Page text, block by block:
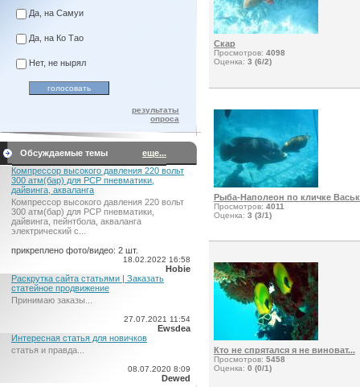
Да, на Самуи
Да, на Ко Тао
Нет, не нырял
результаты
опроса
Обсуждаемые темы
еще...
Компрессор высокого давления 220 вольт
300 атм(бар) для PCP пневматики,
дайвинга, акваланга
Компрессор высокого давления 220 вольт
300 атм(бар) для PCP пневматики,
дайвинга, пейнтбола, акваланга
электрический c...
прикреплено фото/видео: 2 шт.
18.02.2022 16:58
Hobie
Раскрутка сайта статьями | Заказать
статейное продвижение
Принимаю заказы...
27.07.2021 11:54
Ewsdea
Интересная статья для новичков
статья и правда...
08.07.2020 8:09
Dewed
Скар
Просмотров: 4098
Оценка: 3 (6/2)
Рыба-Наполеон по кличке
Просмотров: 4011
Оценка: 3 (3/1)
Кто не спрятался я не виноват...
Просмотров: 5458
Оценка: 0 (0/1)